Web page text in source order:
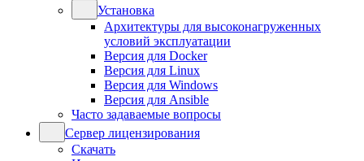
Установка
Архитектуры для высоконагруженных
условий эксплуатации
Версия для Docker
Версия для Linux
Версия для Windows
Версия для Ansible
Часто задаваемые вопросы
Сервер лицензирования
Скачать